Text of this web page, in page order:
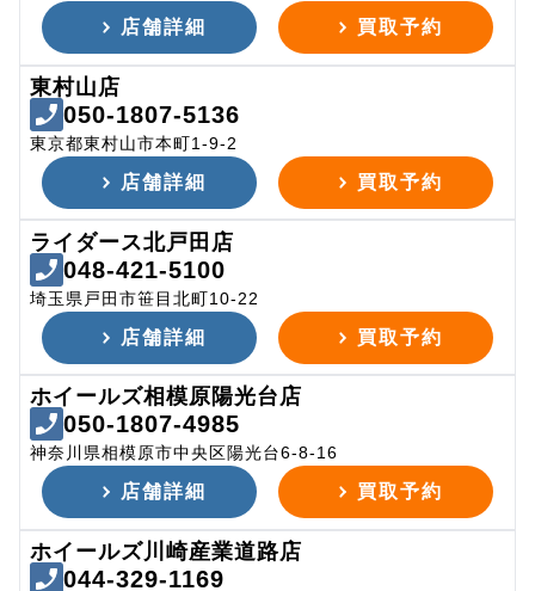
店舗詳細 買取予約
東村山店
050-1807-5136
東京都東村山市本町1-9-2
店舗詳細 買取予約
ライダース北戸田店
048-421-5100
埼玉県戸田市笹目北町10-22
店舗詳細 買取予約
ホイールズ相模原陽光台店
050-1807-4985
神奈川県相模原市中央区陽光台6-8-16
店舗詳細 買取予約
ホイールズ川崎産業道路店
044-329-1169